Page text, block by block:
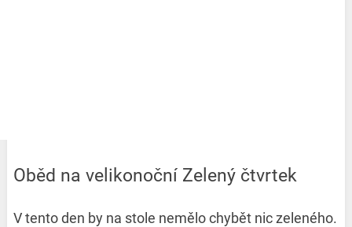
Oběd na velikonoční Zelený čtvrtek
V tento den by na stole nemělo chybět nic zeleného.